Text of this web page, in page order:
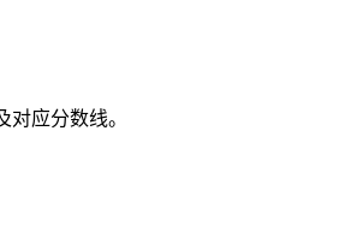
对应分数线。